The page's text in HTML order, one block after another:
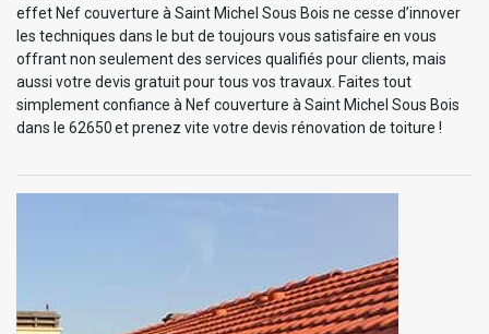
effet Nef couverture à Saint Michel Sous Bois ne cesse d’innover
les techniques dans le but de toujours vous satisfaire en vous
offrant non seulement des services qualifiés pour clients, mais
aussi votre devis gratuit pour tous vos travaux. Faites tout
simplement confiance à Nef couverture à Saint Michel Sous Bois
dans le 62650 et prenez vite votre devis rénovation de toiture !